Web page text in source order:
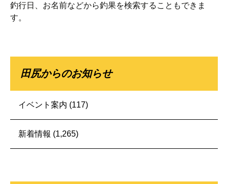
釣行日、お名前などから釣果を検索することもできま
す。
田尻からのお知らせ
イベント案内 (117)
新着情報 (1,265)